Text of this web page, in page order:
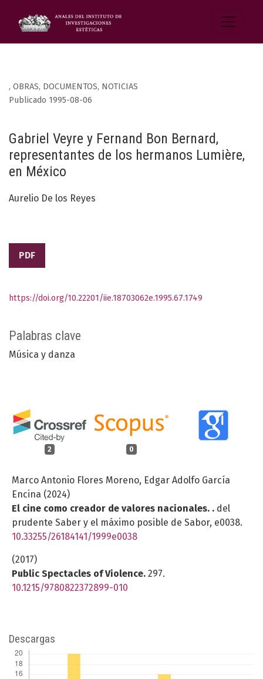
, OBRAS, DOCUMENTOS, NOTICIAS
Gabriel Veyre y Fernand Bon Bernard,
representantes de los hermanos Lumière,
en México
Publicado 1995-08-06
Aurelio De los Reyes
PDF
Palabras clave
Música y danza
2 0
Marco Antonio Flores Moreno, Edgar Adolfo García
Encina (2024)
El cine como creador de valores nacionales. . del
prudente Saber y el máximo posible de Sabor, e0038.
10.33255/26184141/1999e0038
(2017)
Public Spectacles of Violence. 297.
10.1215/9780822372899-010
https://doi.org/10.22201/iie.18703062e.1995.67.1749
Descargas